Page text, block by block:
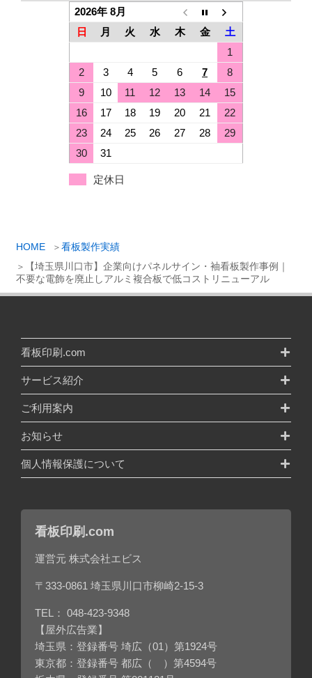
HOME
看板製作実績
【埼玉県川口市】企業向けパネルサイン・袖看板製作事例｜
不要な電飾を廃止しアルミ複合板で低コストリニューアル
2026年 8月
日
月 火 水 木 金
土
1
2
3 4 5 6 7
8
9
10 11 12 13 14
15
16
17 18 19 20 21
22
23
24 25 26 27 28
29
30
31
定休日
看板印刷.com
サービス紹介
ご利用案内
お知らせ
個人情報保護について
看板印刷.com
運営元 株式会社エビス
〒333-0861 埼玉県川口市柳崎2-15-3
TEL： 048-423-9348
【屋外広告業】
埼玉県：登録番号 埼広（01）第1924号
東京都：登録番号 都広（ ）第4594号